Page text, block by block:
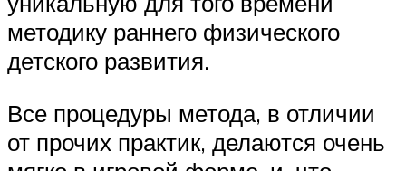
методику раннего физического
детского развития.
Все процедуры метода, в отличии
от прочих практик, делаются очень